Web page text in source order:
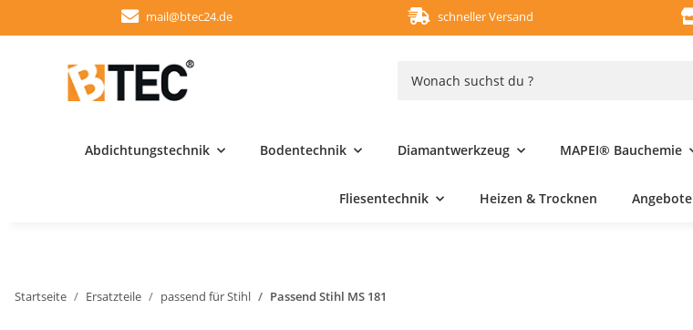
mail@btec24.de schneller Versand
Abdichtungstechnik Bodentechnik Diamantwerkzeug MAPEI® Bauchemie
Fliesentechnik Heizen & Trocknen Angebote
Startseite Ersatzteile passend für Stihl Passend Stihl MS 181